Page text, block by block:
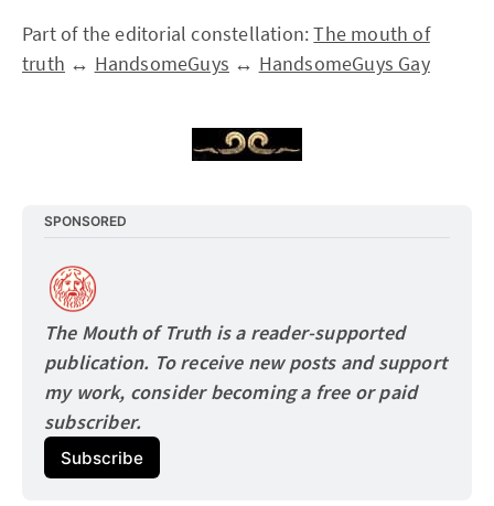
Part of the editorial constellation:The mouth of
truth ↔ HandsomeGuys ↔ HandsomeGuys Gay
SPONSORED
The Mouth of Truth is a reader-supported
publication. To receive new posts and support
my work, consider becoming a free or paid
subscriber.
Subscribe